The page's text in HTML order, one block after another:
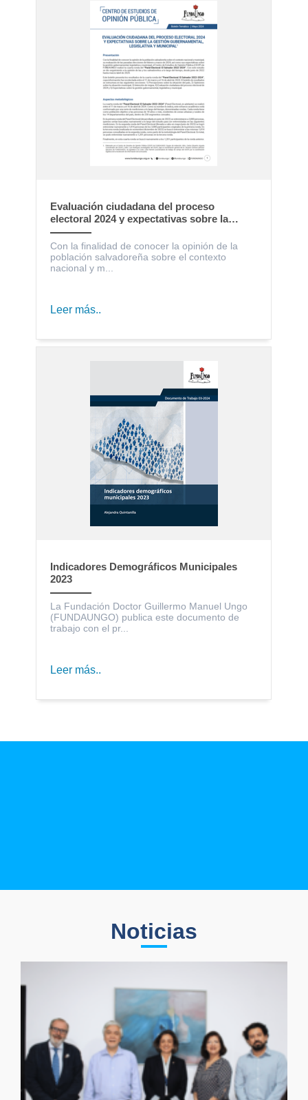
Evaluación ciudadana del proceso
electoral 2024 y expectativas sobre la
gestión gubernamental, legislativa y
municipal
Con la finalidad de conocer la opinión de la
población salvadoreña sobre el contexto
nacional y m...
Leer más..
Indicadores Demográficos Municipales
2023
La Fundación Doctor Guillermo Manuel Ungo
(FUNDAUNGO) publica este documento de
trabajo con el pr...
Leer más..
Noticias